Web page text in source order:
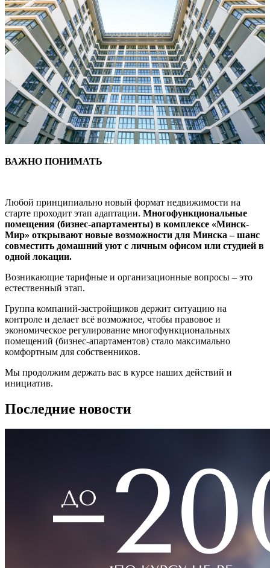
ВАЖНО ПОНИМАТЬ
Любой принципиально новый формат недвижимости на
старте проходит этап адаптации. Многофункциональные
помещения (бизнес-апартаменты) в комплексе «Минск-
Мир» открывают новые возможности для Минска – шанс
совместить домашний уют с личным офисом или студией в
одной локации.
Возникающие тарифные и организационные вопросы – это
естественный этап.
Группа компаний-застройщиков держит ситуацию на
контроле и делает всё возможное, чтобы правовое и
экономическое регулирование многофункциональных
помещений (бизнес-апартаментов) стало максимально
комфортным для собственников.
Мы продолжим держать вас в курсе наших действий и
инициатив.
Последние новости